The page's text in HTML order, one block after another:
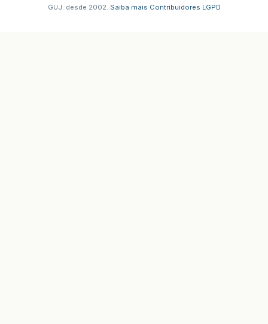
GUJ: desde 2002. Saiba mais Contribuidores LGPD